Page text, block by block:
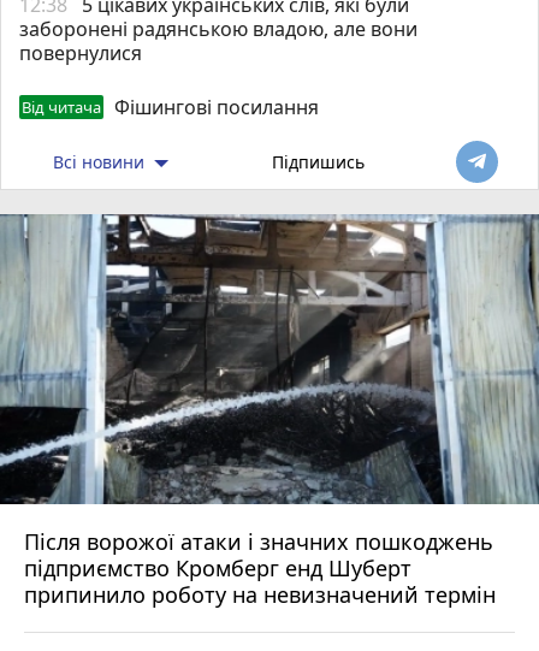
заборонені радянською владою, але вони
повернулися
Від читача Фішингові посилання
Всі новини Підпишись
Після ворожої атаки і значних пошкоджень
підприємство Кромберг енд Шуберт
припинило роботу на невизначений термін